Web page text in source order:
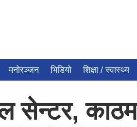
मनोरञ्जन भिडियो शिक्षा / स्वास्थ्य
सेन्टर,